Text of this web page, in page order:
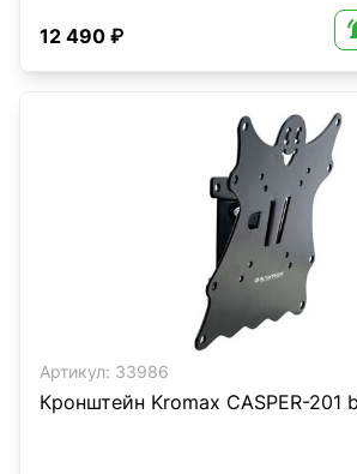
12 490 ₽
Артикул: 33986
Кронштейн Kromax CASPER-201